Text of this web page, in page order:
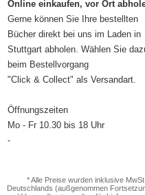
Online einkaufen, vor Ort
Gerne können Sie Ihre bestellten
Bücher direkt bei uns im Laden in
Stuttgart abholen. Wählen Sie
beim Bestellvorgang
"Click & Collect" als Versandart.
Öffnungszeiten
Mo - Fr 10.30 bis 18 Uhr
-
* Alle Preise wurden inklusive
Deutschlands (außgenommen